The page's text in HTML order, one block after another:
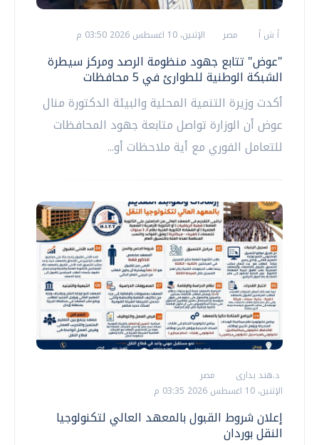
أ ش أ مصر الإثنين، 10 اغسطس 2026 03:50 م
"عوض" تتابع جهود منظومة الرصد ومركز سيطرة
الشبكة الوطنية للطوارئ في 5 محافظات
أكدت وزيرة التنمية المحلية والبيئة الدكتورة منال
عوض أن الوزارة تواصل متابعة جهود المحافظات
للتعامل الفوري مع أية ملاحظات أو...
د.هند بدارى
مصر
الإثنين، 10 اغسطس 2026 03:35 م
إعلان شروط القبول بالمعهد العالي لتكنولوجيا
النقل بوردان